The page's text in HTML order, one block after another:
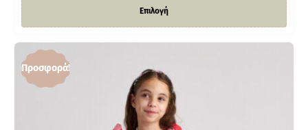
Επιλογή
Προσφορά!